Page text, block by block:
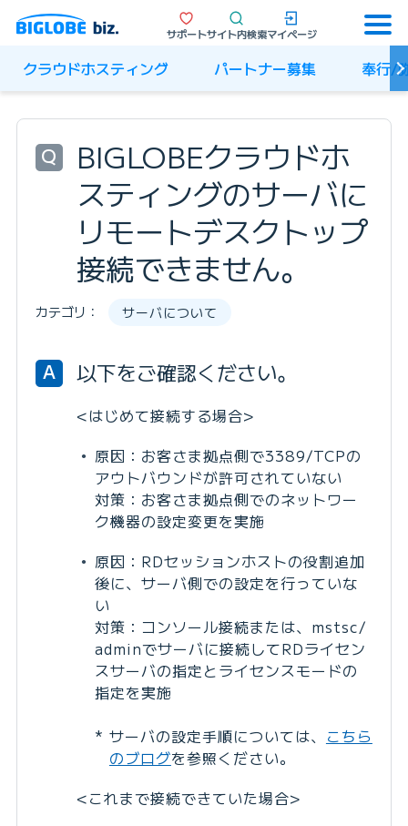
サポートサイト内検索マイページ
クラウドホスティング パートナー募集 奉行/
Q
BIGLOBEクラウドホ
スティングのサーバに
リモートデスクトップ
接続できません。
カテゴリ： サーバについて
A 以下をご確認ください。
<はじめて接続する場合>
原因：お客さま拠点側で3389/TCPの
アウトバウンドが許可されていない
対策：お客さま拠点側でのネットワー
ク機器の設定変更を実施
原因：RDセッションホストの役割追加
後に、サーバ側での設定を行っていな
い
対策：コンソール接続または、mstsc/
adminでサーバに接続してRDライセン
スサーバの指定とライセンスモードの
指定を実施
* サーバの設定手順については、 こちら
のブログを参照ください。
<これまで接続できていた場合>